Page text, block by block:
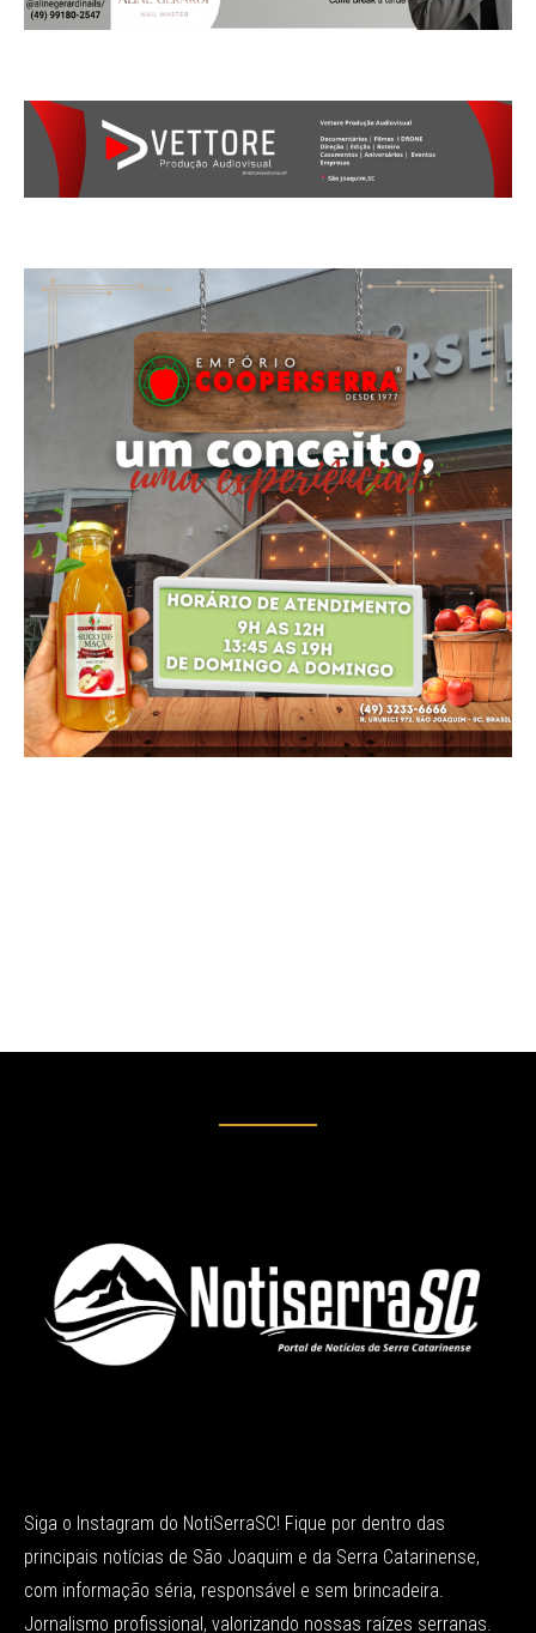
Siga o Instagram do NotiSerraSC! Fique por dentro das
principais notícias de São Joaquim e da Serra Catarinense,
com informação séria, responsável e sem brincadeira.
Jornalismo profissional, valorizando nossas raízes serranas.